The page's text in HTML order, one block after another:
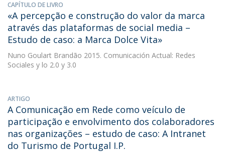
CAPÍTULO DE LIVRO
«A percepção e construção do valor da marca
através das plataformas de social media –
Estudo de caso: a Marca Dolce Vita»
Nuno Goulart Brandão 2015. Comunicación Actual: Redes
Sociales y lo 2.0 y 3.0
ARTIGO
A Comunicação em Rede como veículo de
participação e envolvimento dos colaboradores
nas organizações – estudo de caso: A Intranet
do Turismo de Portugal I.P.